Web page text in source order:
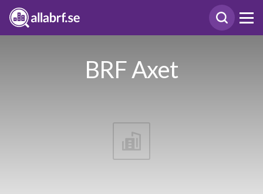
BRF Axet